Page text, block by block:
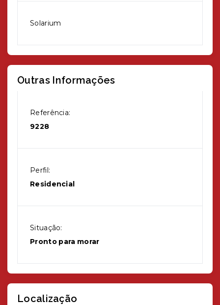
Solarium
Outras Informações
Referência:
9228
Perfil:
Residencial
Situação:
Pronto para morar
Localização